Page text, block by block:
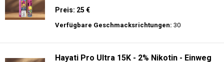
Preis: 25 €
Verfügbare Geschmacksrichtungen: 30
Hayati Pro Ultra 15K - 2% Nikotin - Einweg